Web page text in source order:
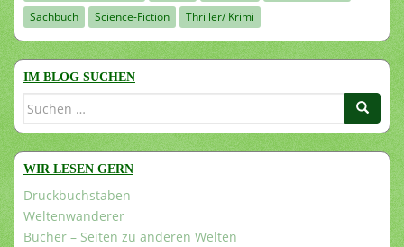
Sachbuch
Science-Fiction Thriller/ Krimi
IM BLOG SUCHEN
Suchen
WIR LESEN GERN
Druckbuchstaben
Weltenwanderer
Bücher – Seiten zu anderen Welten